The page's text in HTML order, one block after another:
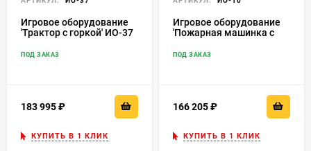
Игровое оборудование
'Трактор с горкой' ИО-37
ПОД ЗАКАЗ
183 995
КУПИТЬ В 1 КЛИК
Игровое оборудование
'Пожарная машинка с
ПОД ЗАКАЗ
166 205
КУПИТЬ В 1 КЛИК